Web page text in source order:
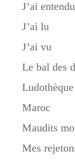
J’ai entendu
J’ai lu
J’ai vu
Le bal des
Ludothèque
Maroc
Maudits
Mes